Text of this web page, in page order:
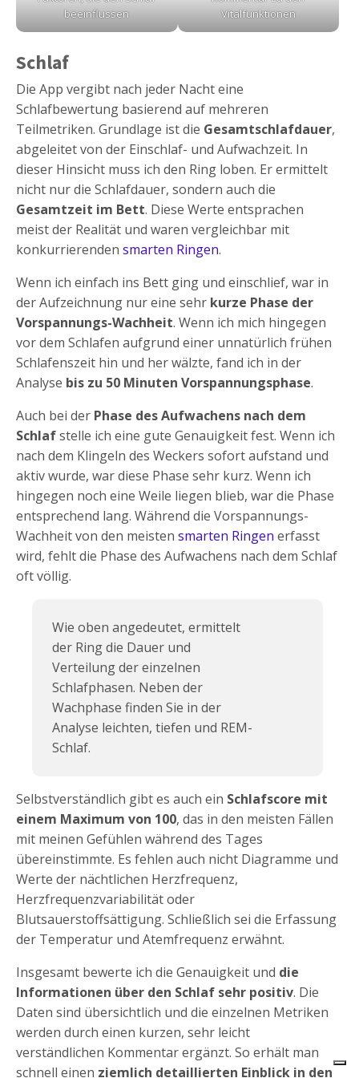
beeinflussen
Vitalfunktionen
Schlaf
Die App vergibt nach jeder Nacht eine
Schlafbewertung basierend auf mehreren
Teilmetriken. Grundlage ist die Gesamtschlafdauer,
abgeleitet von der Einschlaf- und Aufwachzeit. In
dieser Hinsicht muss ich den Ring loben. Er ermittelt
nicht nur die Schlafdauer, sondern auch die
Gesamtzeit im Bett. Diese Werte entsprachen
meist der Realität und waren vergleichbar mit
konkurrierenden smarten Ringen.
Wenn ich einfach ins Bett ging und einschlief, war in
der Aufzeichnung nur eine sehr kurze Phase der
Vorspannungs-Wachheit. Wenn ich mich hingegen
vor dem Schlafen aufgrund einer unnatürlich frühen
Schlafenszeit hin und her wälzte, fand ich in der
Analyse bis zu 50 Minuten Vorspannungsphase.
Auch bei der Phase des Aufwachens nach dem
Schlafstelle ich eine gute Genauigkeit fest. Wenn ich
nach dem Klingeln des Weckers sofort aufstand und
aktiv wurde, war diese Phase sehr kurz. Wenn ich
hingegen noch eine Weile liegen blieb, war die Phase
entsprechend lang. Während die Vorspannungs-
Wachheit von den meisten smarten Ringen erfasst
wird, fehlt die Phase des Aufwachens nach dem Schlaf
oft völlig.
Wie oben angedeutet, ermittelt
der Ring die Dauer und
Verteilung der einzelnen
Schlafphasen. Neben der
Wachphase finden Sie in der
Analyse leichten, tiefen und REM-
Schlaf.
Selbstverständlich gibt es auch ein Schlafscore mit
einem Maximum von 100, das in den meisten Fällen
mit meinen Gefühlen während des Tages
übereinstimmte. Es fehlen auch nicht Diagramme und
Werte der nächtlichen Herzfrequenz,
Herzfrequenzvariabilität oder
Blutsauerstoffsättigung. Schließlich sei die Erfassung
der Temperatur und Atemfrequenz erwähnt.
Insgesamt bewerte ich die Genauigkeit und die
Informationen über den Schlaf sehr positiv. Die
Daten sind übersichtlich und die einzelnen Metriken
werden durch einen kurzen, sehr leicht
verständlichen Kommentar ergänzt. So erhält man
schnell einen ziemlich detaillierten Einblick in den
RingConn 2
Bewertung: 4.2/5
Siehe